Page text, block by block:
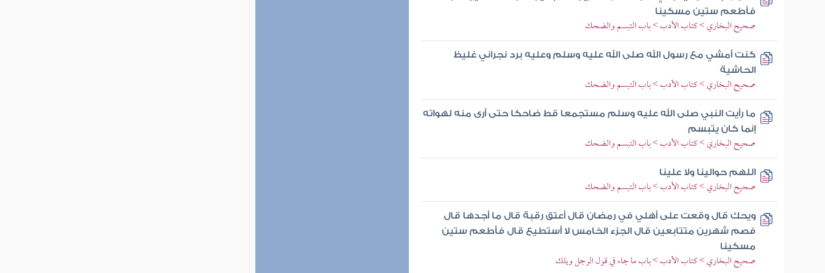
فأطعم ستين مسكينا
صحيح البخاري > كتاب الأدب > باب التبسم والضحك
كنت أمشي مع رسول الله صلى الله عليه وسلم وعليه برد نجراني غليظ
الحاشية
صحيح البخاري > كتاب الأدب > باب التبسم والضحك
ما رأيت النبي صلى الله عليه وسلم مستجمعا قط ضاحكا حتى أرى منه لهواته
إنما كان يتبسم
صحيح البخاري > كتاب الأدب > باب التبسم والضحك
اللهم حوالينا ولا علينا
صحيح البخاري > كتاب الأدب > باب التبسم والضحك
ويحك قال وقعت على أهلي في رمضان قال أعتق رقبة قال ما أجدها قال
فصم شهرين متتابعين قال الجزء الخامس لا أستطيع قال فأطعم ستين
مسكينا
صحيح البخاري > كتاب الأدب > باب ما جاء في قول الرجل ويلك